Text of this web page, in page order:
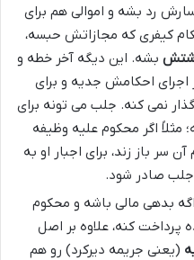
رد بشه و اموالی هم برای
کیفری که مجازاتش حبسه،
بشه. این دیگه آخر خطه و
احکامش جدیه و برای
نمی کنه. جلب می تونه برای
مثلاً اگر محکوم علیه وظیفه
سر باز زند، برای اجبار او به
صادر شود.
اگه بدهی مالی باشه و محکوم
پرداخت کنه، علاوه بر اصل
(یعنی جریمه دیرکرد) رو هم